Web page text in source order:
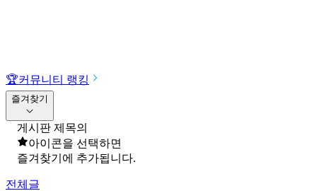
🏆커뮤니티 랭킹
즐겨찾기
게시판 제목의
아이콘을 선택하면
즐겨찾기에 추가됩니다.
전체글